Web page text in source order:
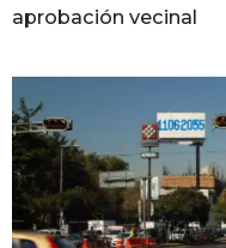
aprobación vecinal